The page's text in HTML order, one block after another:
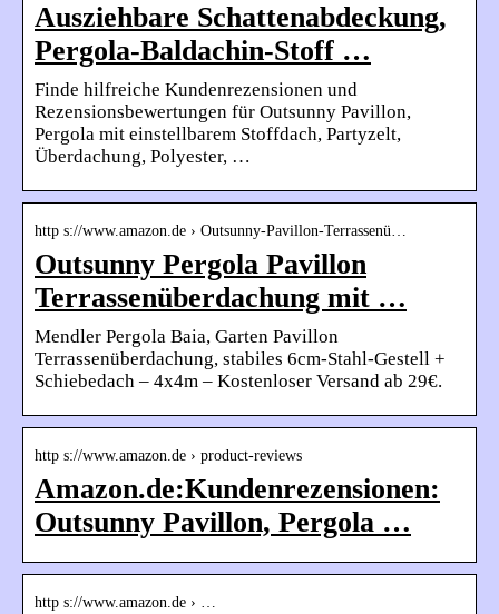
Ausziehbare Schattenabdeckung,
Pergola-Baldachin-Stoff …
Finde hilfreiche Kundenrezensionen und
Rezensionsbewertungen für Outsunny Pavillon,
Pergola mit einstellbarem Stoffdach, Partyzelt,
Überdachung, Polyester, …
http s://www.amazon.de › Outsunny-Pavillon-Terrassenü…
Outsunny Pergola Pavillon
Terrassenüberdachung mit …
Mendler Pergola Baia, Garten Pavillon
Terrassenüberdachung, stabiles 6cm-Stahl-Gestell +
Schiebedach – 4x4m – Kostenloser Versand ab 29€.
http s://www.amazon.de › product-reviews
Amazon.de:Kundenrezensionen:
Outsunny Pavillon, Pergola …
http s://www.amazon.de › …